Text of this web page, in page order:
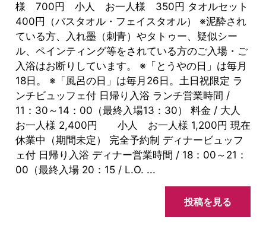
様 700円 小人 お一人様 350円 タオルセット
400円（バスタオル・フェイスタオル） ※泥酔され
ている方、入れ墨（刺青）やタトゥー、疑似シー
ル、ペインティング等をされている方のご入場・ご
入浴はお断りしています。 ※「とうやの日」は毎月
18日。 ※「風呂の日」は毎月26日。土日祝限定 ラ
ンチビュッフェ付 日帰り入浴 ランチ営業時間 /
11：30～14：00（最終入場13：30） 料金 / 大人
お一人様 2,400円 小人 お一人様 1,200円 現在
休業中（期間未定） 完全予約制 ディナービュッフ
ェ付 日帰り入浴 ディナー営業時間 / 18：00～21：
00（最終入場 20：15 / L.O. ...
投稿を見る